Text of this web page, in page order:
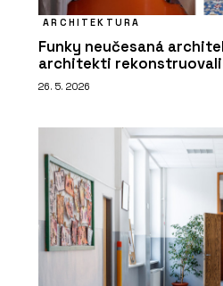
ARCHITEKTURA
Funky neučesaná
architekti
26. 5. 2026